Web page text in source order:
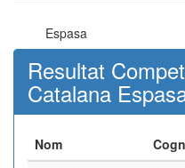
Espasa
Resultat
Catalana
Nom